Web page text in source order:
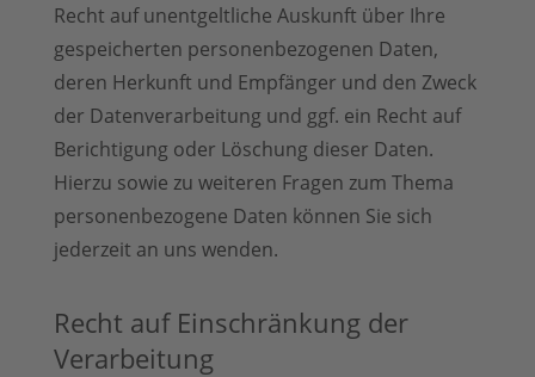
Recht auf unentgeltliche Auskunft über Ihre
gespeicherten personenbezogenen Daten,
deren Herkunft und Empfänger und den Zweck
der Datenverarbeitung und ggf. ein Recht auf
Berichtigung oder Löschung dieser Daten.
Hierzu sowie zu weiteren Fragen zum Thema
personenbezogene Daten können Sie sich
jederzeit an uns wenden.
Recht auf Einschränkung der
Verarbeitung